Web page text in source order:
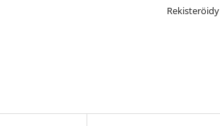
Rekisteröidy